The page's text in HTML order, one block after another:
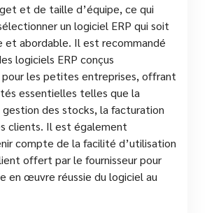
et de taille d’équipe, ce qui
un logiciel ERP qui soit
et abordable. Il est recommandé
logiciels ERP conçus
les petites entreprises, offrant
essentielles telles que la
des stocks, la facturation
clients. Il est également
compte de la facilité d’utilisation
offert par le fournisseur pour
en œuvre réussie du logiciel au